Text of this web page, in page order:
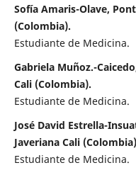
Sofía Amaris-Olave,
(Colombia).
Estudiante de Medicina.
Gabriela Muñoz.-
Cali (Colombia).
Estudiante de Medicina.
José David Estrella-
Javeriana Cali
Estudiante de Medicina.